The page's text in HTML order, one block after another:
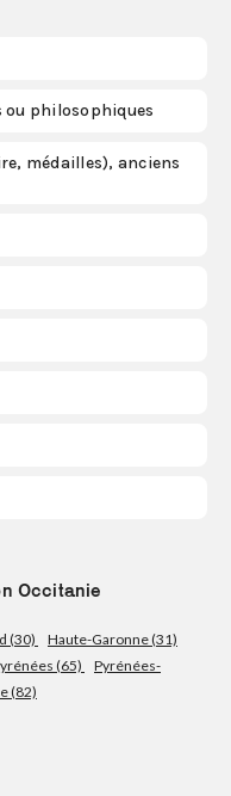
philosophiques
médailles), anciens
Occitanie
(30)
Haute-Garonne (31)
(65)
Pyrénées-
(82)